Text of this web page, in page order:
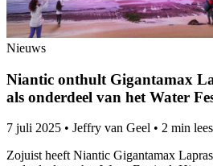
Nieuws
Niantic onthult Gigantamax
als onderdeel van het Water
7 juli 2025 • Jeffry van Geel • 2 min
Zojuist heeft Niantic Gigantamax